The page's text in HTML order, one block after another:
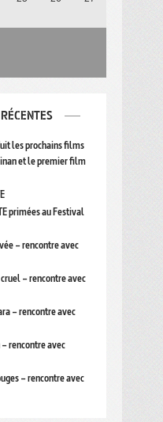
RÉCENTES
les prochains films
et le premier film
primées au Festival
– rencontre avec
– rencontre avec
– rencontre avec
– rencontre avec
– rencontre avec